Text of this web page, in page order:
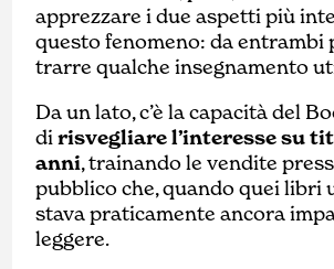
apprezzare i due aspetti più
questo fenomeno: da entrambi
trarre qualche insegnamento
Da un lato, c’è la capacità del
dirisvegliare l’interesse su
anni, trainando le vendite
pubblico che, quando quei libri
stava praticamente ancora
leggere.